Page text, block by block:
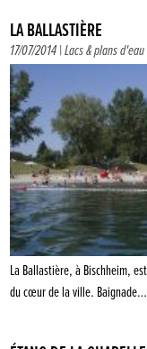
LA BALLASTIÈRE
17/07/2014 |Lacs & plans d'eau
La Ballastière, à Bischheim,
du cœur de la ville. Baignade…